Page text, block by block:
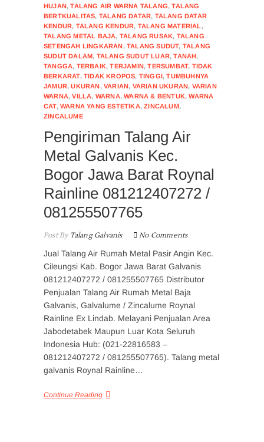
HUJAN,TALANG AIR WARNA TALANG,TALANG
BERTKUALITAS, TALANG DATAR, TALANG DATAR
KENDUR, TALANG KENDUR, TALANG MATERIAL ,
TALANG METAL BAJA, TALANG RUSAK, TALANG
SETENGAH LINGKARAN,TALANG SUDUT, TALANG
SUDUT DALAM, TALANG SUDUT LUAR,TANAH,
TANGGA, TERBAIK,TERJAMIN,TERSUMBAT, TIDAK
BERKARAT,TIDAK KROPOS, TINGGI,TUMBUHNYA
JAMUR,UKURAN,VARIAN, VARIAN UKURAN, VARIAN
WARNA,VILLA, WARNA,WARNA & BENTUK,WARNA
CAT,WARNA YANG ESTETIKA,ZINCALUM,
ZINCALUME
Pengiriman Talang Air
Metal Galvanis Kec.
Bogor Jawa Barat Roynal
Rainline 081212407272 /
081255507765
Post ByTalang Galvanis No Comments
Jual Talang Air Rumah Metal Pasir Angin Kec.
Cileungsi Kab. Bogor Jawa Barat Galvanis
081212407272 / 081255507765 Distributor
Penjualan Talang Air Rumah Metal Baja
Galvanis, Galvalume / Zincalume Roynal
Rainline Ex Lindab. Melayani Penjualan Area
Jabodetabek Maupun Luar Kota Seluruh
Indonesia Hub: (021-22816583 –
081212407272 / 081255507765). Talang metal
galvanis Roynal Rainline…
Continue Reading